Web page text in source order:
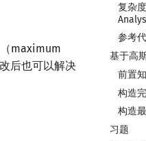
复杂
参考
基于高
前置
构造
构造
习题
maximum
后也可以解决